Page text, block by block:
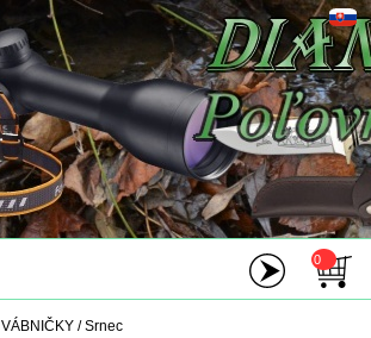
0
VÁBNIČKY /Srnec